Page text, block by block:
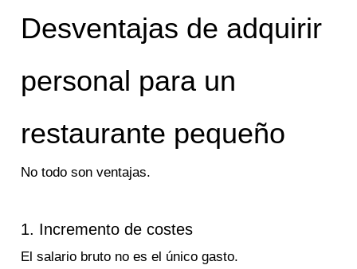
Desventajas de adquirir
personal para un
restaurante pequeño
No todo son ventajas.
1. Incremento de costes
El salario bruto no es el único gasto.